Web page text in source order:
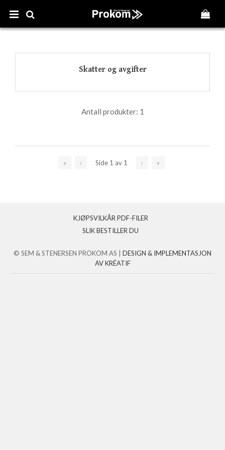
Skatter og avgifter
Antall produkter: 1
« ‹ Side 1 av 1 › »
KJØPSVILKÅR PDF-FILER
SLIK BESTILLER DU
© SEM & STENERSEN PROKOM AS | DESIGN & IMPLEMENTASJON
AV KRÉATIF